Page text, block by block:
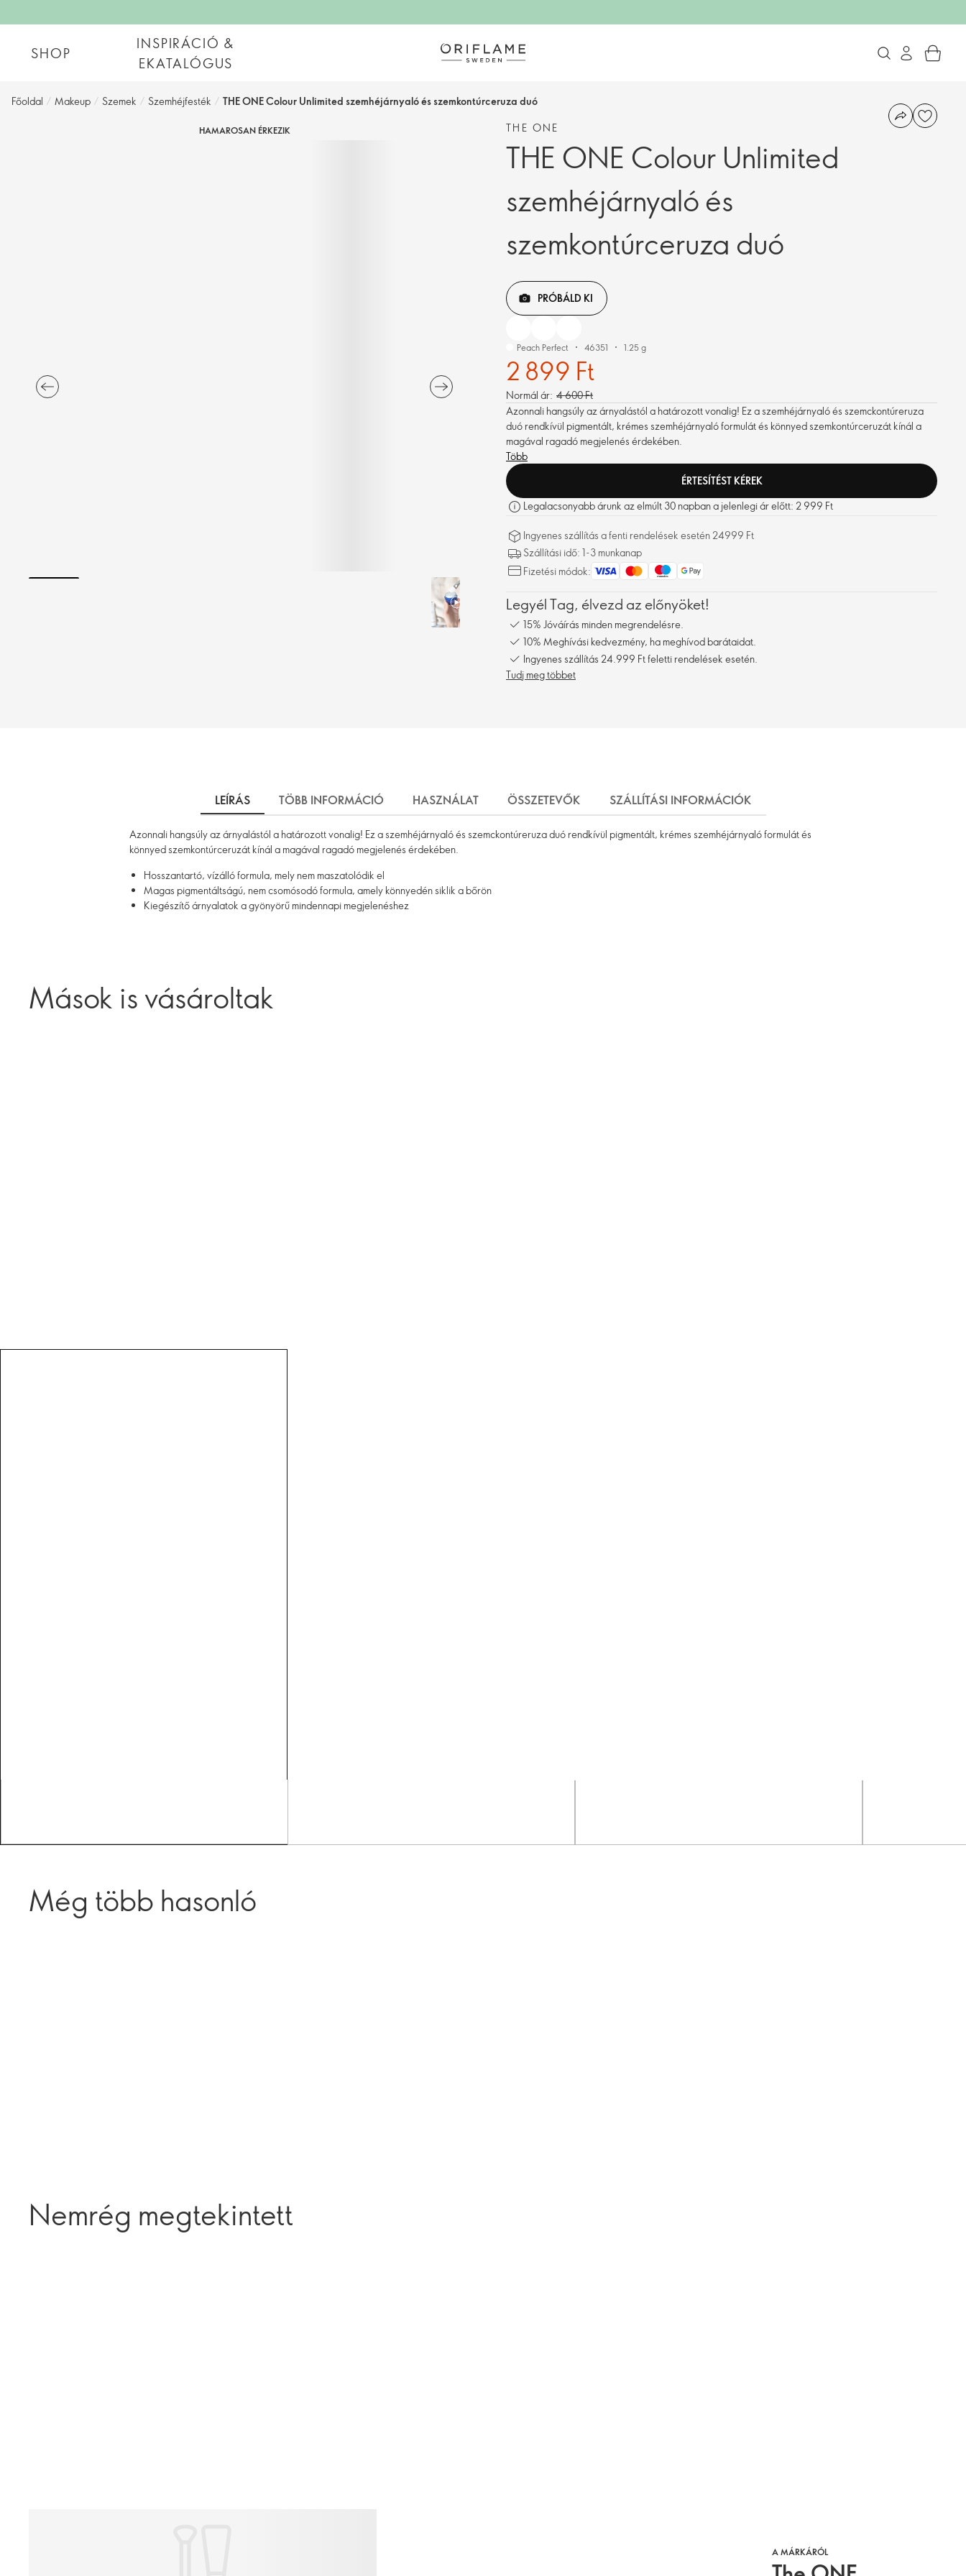
SHOP
INSPIRÁCIÓ &
EKATALÓGUS
Főoldal / Makeup / Szemek / Szemhéjfesték / THE ONE Colour Unlimited szemhéjárnyaló és szemkontúrceruza duó
HAMAROSAN ÉRKEZIK THE ONE
THE ONE Colour Unlimited
szemhéjárnyaló és
szemkontúrceruza duó
PRÓBÁLD KI
Peach Perfect 46351 1.25 g
2 899 Ft
Normál ár: 4 600 Ft
Azonnali hangsúly az árnyalástól a határozott vonalig! Ez a szemhéjárnyaló és szemckontúreruza
duó rendkívül pigmentált, krémes szemhéjárnyaló formulát és könnyed szemkontúrceruzát kínál a
magával ragadó megjelenés érdekében.
Több
ÉRTESÍTÉST KÉREK
Legalacsonyabb árunk az elmúlt 30 napban a jelenlegi ár előtt: 2 999 Ft
Ingyenes szállítás a fenti rendelések esetén 24999 Ft
Szállítási idő: 1-3 munkanap
Fizetési módok:
Legyél Tag, élvezd az előnyöket!
15% Jóváírás minden megrendelésre.
10% Meghívási kedvezmény, ha meghívod barátaidat.
Ingyenes szállítás 24.999 Ft feletti rendelések esetén.
Tudj meg többet
LEÍRÁS TÖBB INFORMÁCIÓ HASZNÁLAT ÖSSZETEVŐK SZÁLLÍTÁSI INFORMÁCIÓK
Azonnali hangsúly az árnyalástól a határozott vonalig! Ez a szemhéjárnyaló és szemckontúreruza duó rendkívül pigmentált, krémes szemhéjárnyaló formulát és
könnyed szemkontúrceruzát kínál a magával ragadó megjelenés érdekében.
Hosszantartó, vízálló formula, mely nem maszatolódik el
Magas pigmentáltságú, nem csomósodó formula, amely könnyedén siklik a bőrön
Kiegészítő árnyalatok a gyönyörű mindennapi megjelenéshez
Mások is vásároltak
Még több hasonló
Nemrég megtekintett
A MÁRKÁRÓL